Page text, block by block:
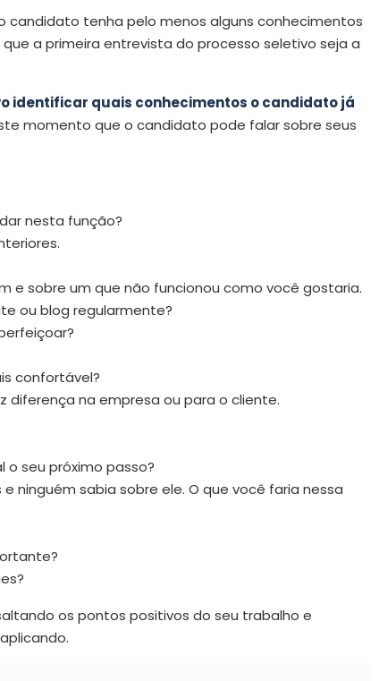
candidato tenha pelo menos alguns conhecimentos
a primeira entrevista do processo seletivo seja a
identificar quais conhecimentos o candidato já
momento que o candidato pode falar sobre seus
nesta função?
e sobre um que não funcionou como você gostaria.
ou blog regularmente?
confortável?
diferença na empresa ou para o cliente.
o seu próximo passo?
sabia sobre ele. O que você faria nessa
os pontos positivos do seu trabalho e